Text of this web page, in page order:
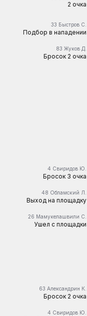
2 очка
33 Быстров С.
Подбор в нападении
83 Жуков Д.
Бросок 2 очка
4 Свиридов Ю.
Бросок 3 очка
48 Обламский Л.
Выход на площадку
26 Мамукелашвили С.
Ушел с площадки
63 Александрин К.
Бросок 2 очка
4 Свиридов Ю.